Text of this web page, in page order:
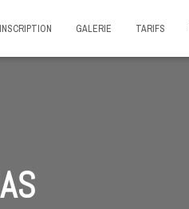
INSCRIPTION GALERIE TARIFS